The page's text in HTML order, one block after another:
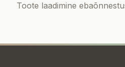
Toote laadimine